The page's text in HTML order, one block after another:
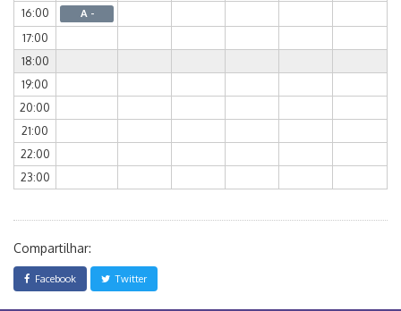
16:00 A -
17:00
18:00
19:00
20:00
21:00
22:00
23:00
Compartilhar:
Facebook Twitter